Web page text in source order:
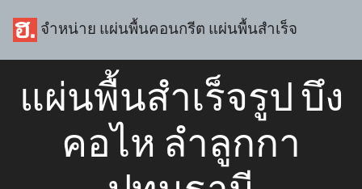
จำหน่าย แผ่นพื้นคอนกรีต แผ่นพื้นสำเร็จ
แผ่นพื้นสำเร็จรูป บึง
คอไห ลำลูกกา